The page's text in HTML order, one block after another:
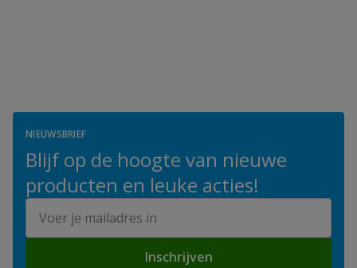
NIEUWSBRIEF
Blijf op de hoogte van nieuwe
producten en leuke acties!
Inschrijven